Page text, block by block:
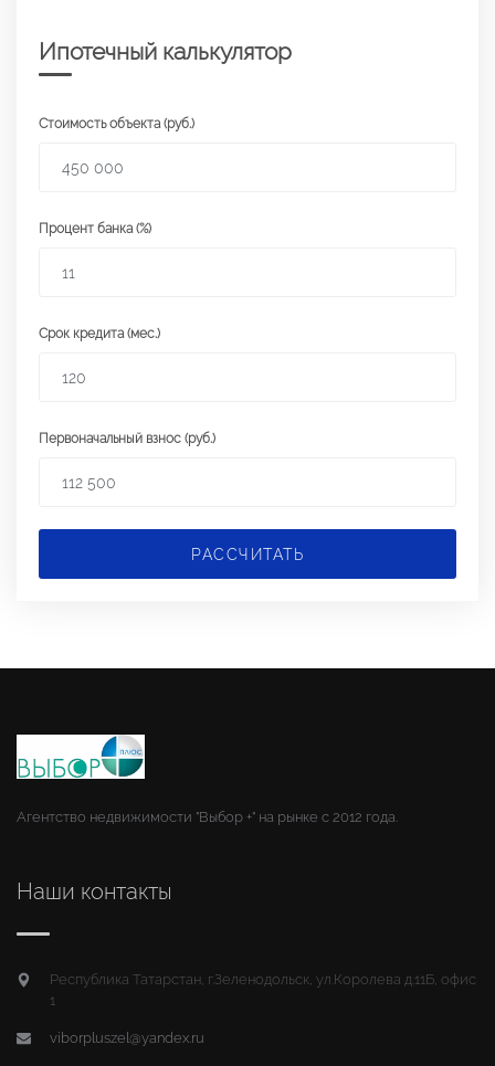
Ипотечный калькулятор
Стоимость объекта (руб.)
Процент банка (%)
Срок кредита (мес.)
Первоначальный взнос (руб.)
РАССЧИТАТЬ
Агентство недвижимости "Выбор +" на рынке с 2012 года.
Наши контакты
Республика Татарстан, г.Зеленодольск, ул.Королева д.11Б, офис
1
viborpluszel@yandex.ru